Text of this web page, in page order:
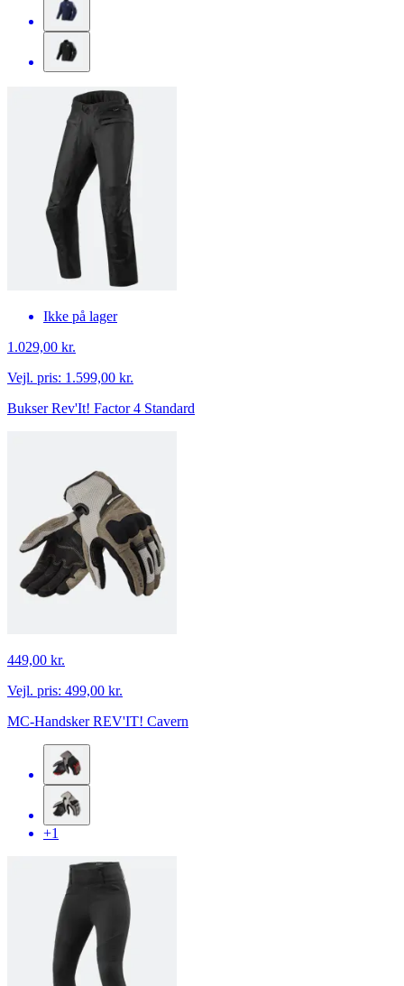
Ikke på lager
1.029,00 kr.
Vejl. pris: 1.599,00 kr.
Bukser Rev'It! Factor 4 Standard
449,00 kr.
Vejl. pris: 499,00 kr.
MC-Handsker REV'IT! Cavern
+1